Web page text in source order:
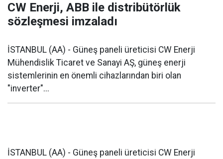
CW Enerji, ABB ile distribütörlük
sözleşmesi imzaladı
İSTANBUL (AA) - Güneş paneli üreticisi CW Enerji
Mühendislik Ticaret ve Sanayi AŞ, güneş enerji
sistemlerinin en önemli cihazlarından biri olan
"inverter"...
İSTANBUL (AA) - Güneş paneli üreticisi CW Enerji